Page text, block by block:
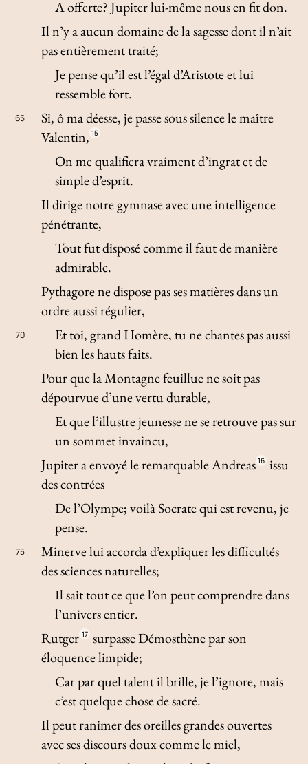
A offerte? Jupiter lui-même nous en fit don.
Il n’y a aucun domaine de la sagesse dont il n’ait
pas entièrement traité;
Je pense qu’il est l’égal d’Aristote et lui
ressemble fort.
65
Si, ô ma déesse, je passe sous silence le maître
Valentin, 15
On me qualifiera vraiment d’ingrat et de
simple d’esprit.
Il dirige notre gymnase avec une intelligence
pénétrante,
Tout fut disposé comme il faut de manière
admirable.
Pythagore ne dispose pas ses matières dans un
ordre aussi régulier,
70
Et toi, grand Homère, tu ne chantes pas aussi
bien les hauts faits.
Pour que la Montagne feuillue ne soit pas
dépourvue d’une vertu durable,
Et que l’illustre jeunesse ne se retrouve pas sur
un sommet invaincu,
Jupiter a envoyé le remarquable Andreas 16 issu
des contrées
De l’Olympe; voilà Socrate qui est revenu, je
pense.
75
Minerve lui accorda d’expliquer les difficultés
des sciences naturelles;
Il sait tout ce que l’on peut comprendre dans
l’univers entier.
Rutger 17 surpasse Démosthène par son
éloquence limpide;
Car par quel talent il brille, je l’ignore, mais
c’est quelque chose de sacré.
Il peut ranimer des oreilles grandes ouvertes
avec ses discours doux comme le miel,